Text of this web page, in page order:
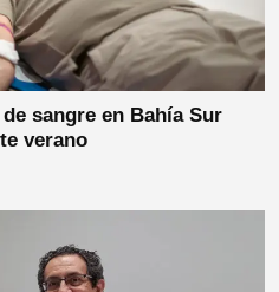
sangre en Bahía Sur
verano